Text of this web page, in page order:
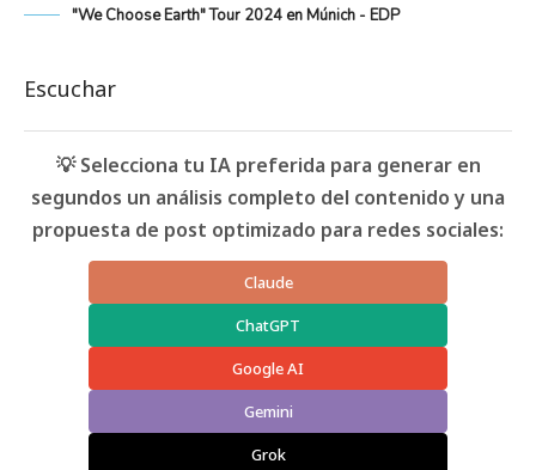
"We Choose Earth" Tour 2024 en Múnich - EDP
Escuchar
💡 Selecciona tu IA preferida para generar en
segundos un análisis completo del contenido y una
propuesta de post optimizado para redes sociales:
Claude
ChatGPT
Google AI
Gemini
Grok